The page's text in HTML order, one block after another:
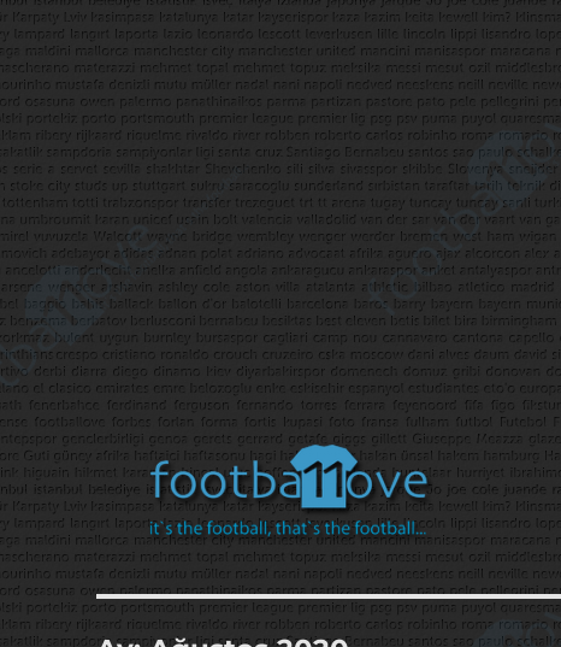
footbaLLove
it's the football, that's the football…